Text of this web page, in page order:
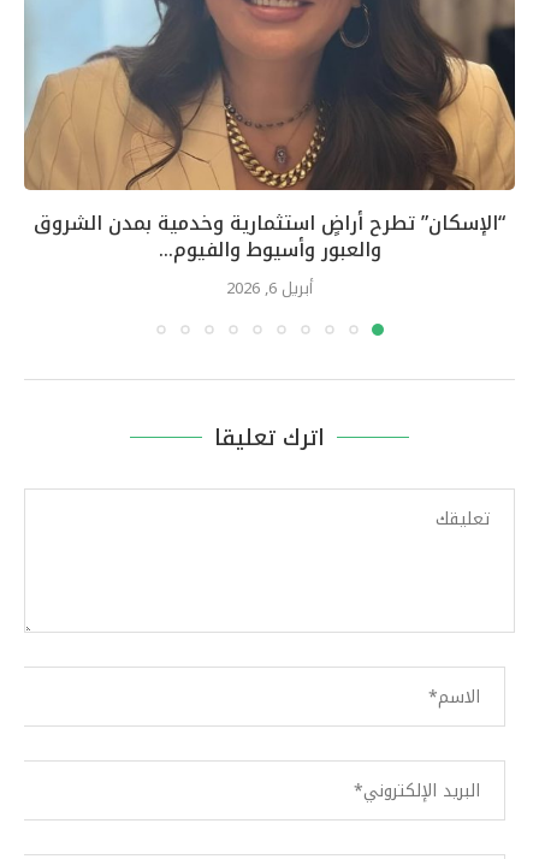
“الإسكان” تطرح أراضٍ استثمارية وخدمية بمدن الشروق
والعبور وأسيوط والفيوم...
أبريل 6, 2026
اترك تعليقا